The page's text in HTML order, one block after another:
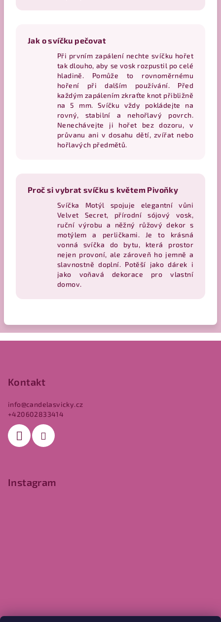
Jak o svíčku pečovat
Při prvním zapálení nechte svíčku hořet
tak dlouho, aby se vosk rozpustil po celé
hladině. Pomůže to rovnoměrnému
hoření při dalším používání. Před
každým zapálením zkraťte knot přibližně
na 5 mm. Svíčku vždy pokládejte na
rovný, stabilní a nehořlavý povrch.
Nenechávejte ji hořet bez dozoru, v
průvanu ani v dosahu dětí, zvířat nebo
hořlavých předmětů.
Proč si vybrat svíčku s květem Pivoňky
Svíčka Motýl spojuje elegantní vůni
Velvet Secret, přírodní sójový vosk,
ruční výrobu a něžný růžový dekor s
motýlem a perličkami. Je to krásná
vonná svíčka do bytu, která prostor
nejen provoní, ale zároveň ho jemně a
slavnostně doplní. Potěší jako dárek i
jako voňavá dekorace pro vlastní
domov.
Kontakt
info@candelasvicky.cz
+420602833414
Instagram